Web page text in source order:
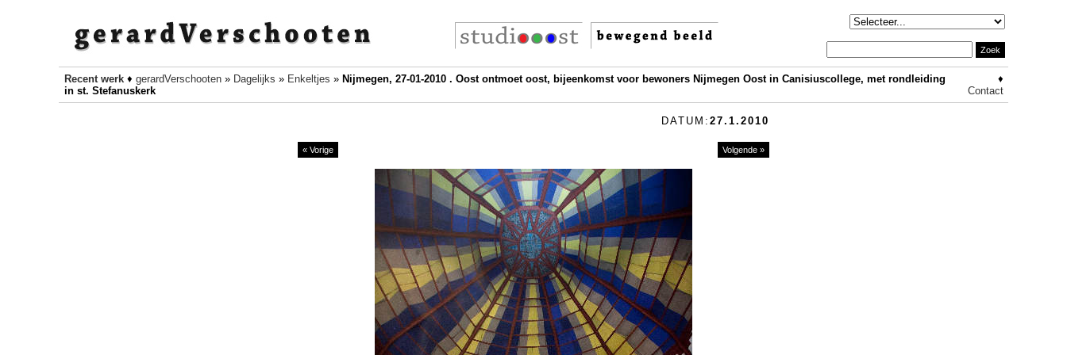
Recent werk ♦gerardVerschooten » Dagelijks » Enkeltjes » Nijmegen, 27-01-2010 . Oost ontmoet oost, bijeenkomst voor bewoners Nijmegen Oost in Canisiuscollege, met rondleiding
in st. Stefanuskerk
♦
Contact
DATUM: 27.1.2010
« Vorige Volgende »